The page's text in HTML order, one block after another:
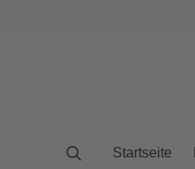
Startseite